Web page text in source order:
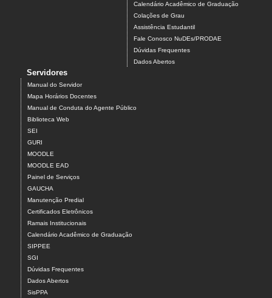
Calendário Acadêmico de Graduação
Colações de Grau
Assistência Estudantil
Fale Conosco NuDEs/PRODAE
Dúvidas Frequentes
Dados Abertos
Servidores
Manual do Servidor
Mapa Horários Docentes
Manual de Conduta do Agente Público
Biblioteca Web
SEI
GURI
MOODLE
MOODLE EAD
Painel de Serviços
GAUCHA
Manutenção Predial
Certificados Eletrônicos
Ramais Institucionais
Calendário Acadêmico de Graduação
SIPPEE
SGI
Dúvidas Frequentes
Dados Abertos
SisPPA